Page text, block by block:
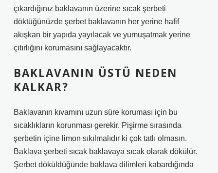
çıkardığınız baklavanın üzerine sıcak şerbeti
döktüğünüzde şerbet baklavanın her yerine hafif
akışkan bir yapıda yayılacak ve yumuşatmak yerine
çıtırlığını korumasını sağlayacaktır.
BAKLAVANIN ÜSTÜ NEDEN
KALKAR?
Baklavanın kıvamını uzun süre koruması için bu
sıcaklıkların korunması gerekir. Pişirme sırasında
şerbetin içine limon sıkılmalıdır ki çok tatlı olmasın.
Baklava şerbeti sıcak baklavaya sıcak olarak dökülür.
Şerbet döküldüğünde baklava dilimleri kabardığında